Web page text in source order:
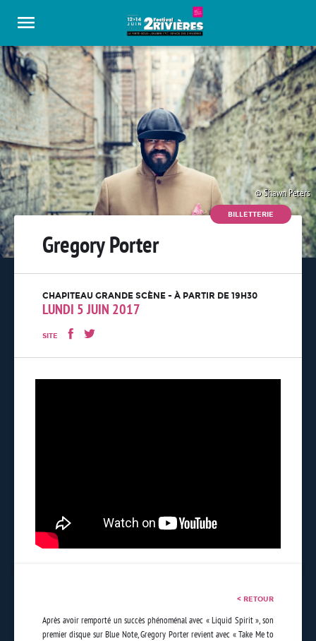
Shawn Peters
BILLETTERIE
Gregory Porter
CHAPITEAU GRANDE SCÈNE - À PARTIR DE 19H30
LUNDI 5 JUIN 2017
SITE
< RETOUR
Après avoir remporté un succès phénoménal avec « Liquid Spirit », son
premier disque sur Blue Note, Gregory Porter revient avec « Take Me to